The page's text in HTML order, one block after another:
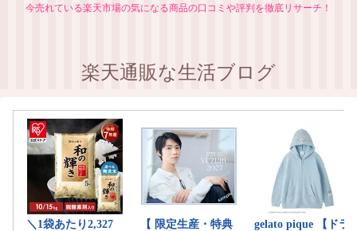
今売れている楽天市場の気になる商品の口コミや評判を徹底リサーチ！
楽天通販な生活ブログ